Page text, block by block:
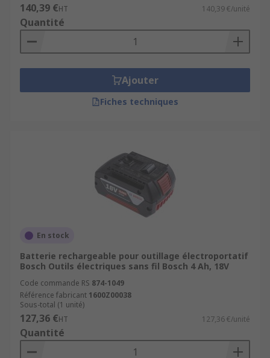
140,39 €HT 140,39 €/unité
Quantité
Ajouter
Fiches techniques
En stock
Batterie rechargeable pour outillage électroportatif
Bosch Outils électriques sans fil Bosch 4 Ah, 18V
Code commande RS 874-1049
Référence fabricant 1600Z00038
Sous-total (1 unité)
127,36 €HT 127,36 €/unité
Quantité